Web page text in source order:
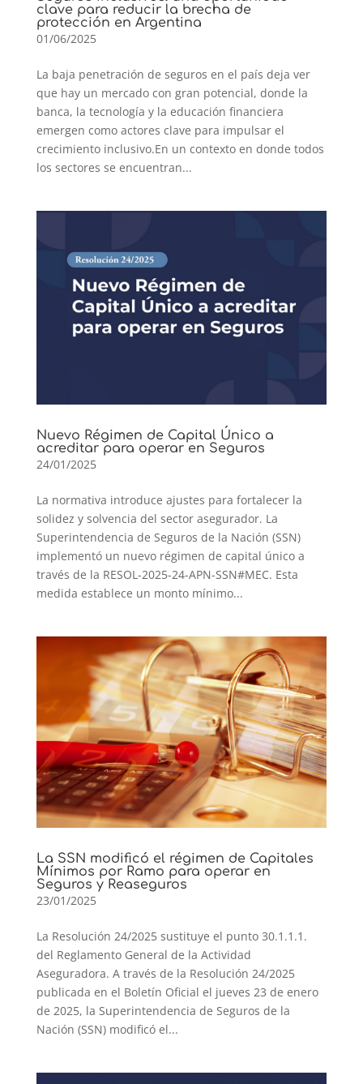
clave para reducir la brecha de
protección en Argentina
01/06/2025
La baja penetración de seguros en el país deja ver
que hay un mercado con gran potencial, donde la
banca, la tecnología y la educación financiera
emergen como actores clave para impulsar el
crecimiento inclusivo.En un contexto en donde todos
los sectores se encuentran...
Nuevo Régimen de Capital Único a
acreditar para operar en Seguros
24/01/2025
La normativa introduce ajustes para fortalecer la
solidez y solvencia del sector asegurador. La
Superintendencia de Seguros de la Nación (SSN)
implementó un nuevo régimen de capital único a
través de la RESOL-2025-24-APN-SSN#MEC. Esta
medida establece un monto mínimo...
La SSN modificó el régimen de Capitales
Mínimos por Ramo para operar en
Seguros y Reaseguros
23/01/2025
La Resolución 24/2025 sustituye el punto 30.1.1.1.
del Reglamento General de la Actividad
Aseguradora. A través de la Resolución 24/2025
publicada en el Boletín Oficial el jueves 23 de enero
de 2025, la Superintendencia de Seguros de la
Nación (SSN) modificó el...